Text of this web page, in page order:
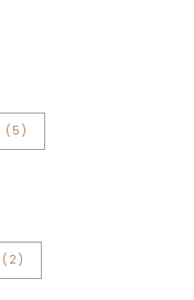
(5)
(2)